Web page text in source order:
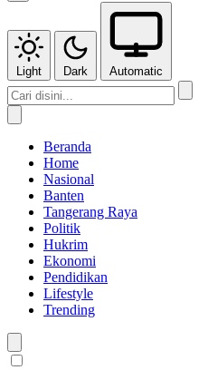
Light Dark Automatic
Beranda
Home
Nasional
Banten
Tangerang Raya
Politik
Hukrim
Ekonomi
Pendidikan
Lifestyle
Trending